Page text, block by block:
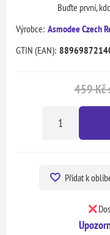
Buďte první,
Výrobce: Asmodee Czech
GTIN (EAN):
459 Kč
Přidat k